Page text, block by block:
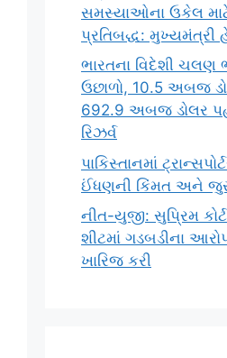
સમસ્યાઓના ઉકેલ
પ્રતિબદ્ધ: મુખ્યમંત્રી
ભારતના વિદેશી ચલણ
ઉછાળો, 10.5 અબજ
692.9 અબજ ડોલર
રિઝર્વ
પાકિસ્તાનમાં
ઈંધણની કિંમત અને
નીત-યુજી: સુપ્રિમ
શીટમાં ગડબડીના
ખારિજ કરી